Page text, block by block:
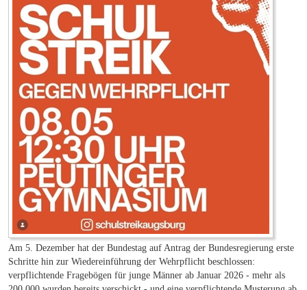
Am 5. Dezember hat der Bundestag auf Antrag der Bundesregierung erste
Schritte hin zur Wiedereinführung der Wehrpflicht beschlossen:
verpflichtende Fragebögen für junge Männer ab Januar 2026 - mehr als